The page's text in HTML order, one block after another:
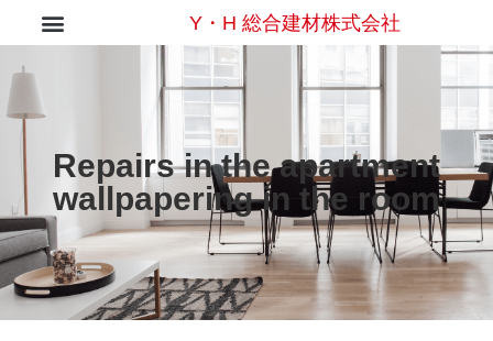
Y・H 総合建材株式会社
Repairs in the apartment
wallpapering in the room